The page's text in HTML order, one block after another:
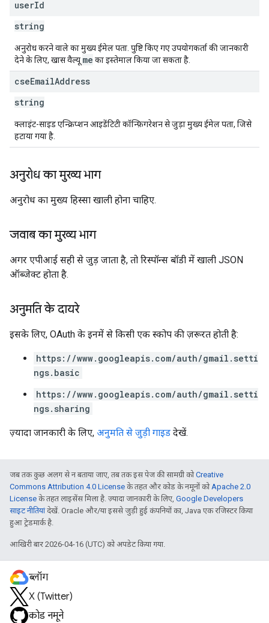
userId
string
अनुरोध करने वाले का मुख्य ईमेल पता. पुष्टि किए गए उपयोगकर्ता की जानकारी
देने के लिए, खास वैल्यू me का इस्तेमाल किया जा सकता है.
cseEmailAddress
string
क्लाइंट-साइड एन्क्रिप्शन आइडेंटिटी कॉन्फ़िगरेशन से जुड़ा मुख्य ईमेल पता, जिसे
हटाया गया है.
अनुरोध का मुख्य भाग
अनुरोध का मुख्य हिस्सा खाली होना चाहिए.
जवाब का मुख्य भाग
अगर एपीआई सही से जुड़ जाता है, तो रिस्पॉन्स बॉडी में खाली JSON
ऑब्जेक्ट होता है.
अनुमति के दायरे
इसके लिए, OAuth के इनमें से किसी एक स्कोप की ज़रूरत होती है:
https://www.googleapis.com/auth/gmail.setti
ngs.basic
https://www.googleapis.com/auth/gmail.setti
ngs.sharing
ज़्यादा जानकारी के लिए, अनुमति से जुड़ी गाइड देखें.
जब तक कुछ अलग से न बताया जाए, तब तक इस पेज की सामग्री कोCreative
Commons Attribution 4.0 License के तहत और कोड के नमूनों कोApache 2.0
License के तहत लाइसेंस मिला है. ज़्यादा जानकारी के लिए, Google Developers
साइट नीतियांदेखें. Oracle और/या इससे जुड़ी हुई कंपनियों का, Java एक रजिस्टर किया
हुआ ट्रेडमार्क है.
आखिरी बार 2026-04-16 (UTC) को अपडेट किया गया.
ब्लॉग
X (Twitter)
कोड नमूने